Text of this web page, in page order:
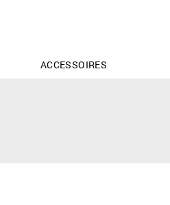
ACCESSOIRES